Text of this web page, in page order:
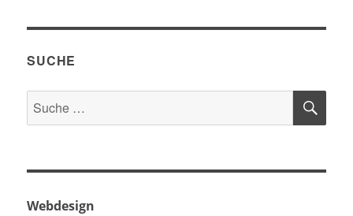
SUCHE
Suche
nach:
Webdesign